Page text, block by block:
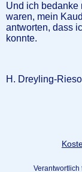
Und ich bedanke
waren, mein
antworten, dass
konnte.
H. Dreyling-